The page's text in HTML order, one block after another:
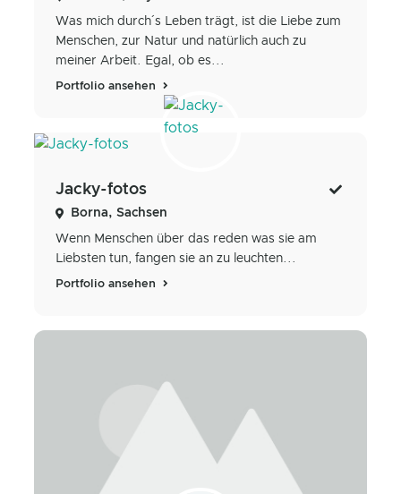
Was mich durch´s Leben trägt, ist die Liebe zum
Menschen, zur Natur und natürlich auch zu
meiner Arbeit. Egal, ob es...
Portfolio ansehen
Jacky-fotos
Borna, Sachsen
Wenn Menschen über das reden was sie am
Liebsten tun, fangen sie an zu leuchten...
Portfolio ansehen